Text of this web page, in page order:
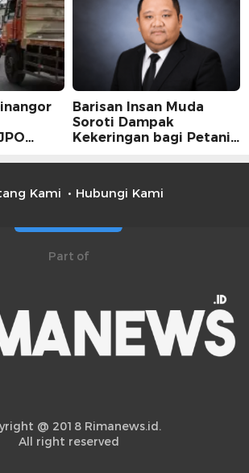
Barisan Insan Muda
Soroti Dampak
Kekeringan bagi Petani,
Kami
Hubungi Kami
Part of
@ 2018 Rimanews.id.
All right reserved